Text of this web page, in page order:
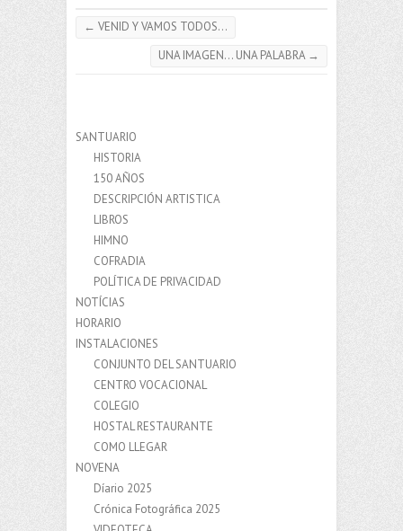
← VENID Y VAMOS TODOS…
UNA IMAGEN… UNA PALABRA →
SANTUARIO
HISTORIA
150 AÑOS
DESCRIPCIÓN ARTISTICA
LIBROS
HIMNO
COFRADIA
POLÍTICA DE PRIVACIDAD
NOTÍCIAS
HORARIO
INSTALACIONES
CONJUNTO DEL SANTUARIO
CENTRO VOCACIONAL
COLEGIO
HOSTAL RESTAURANTE
COMO LLEGAR
NOVENA
Díario 2025
Crónica Fotográfica 2025